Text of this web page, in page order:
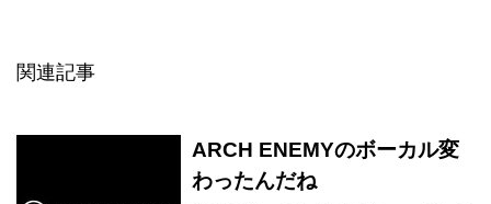
関連記事
ARCH ENEMYのボーカル変
わったんだね